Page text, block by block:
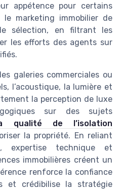
appétence pour certains
le marketing immobilier de
sélection, en filtrant les
les efforts des agents sur
galeries commerciales ou
l’acoustique, la lumière et
la perception de luxe
sur des sujets
qualité de l’isolation
la propriété. En reliant
expertise technique et
immobilières créent un
renforce la confiance
et crédibilise la stratégie